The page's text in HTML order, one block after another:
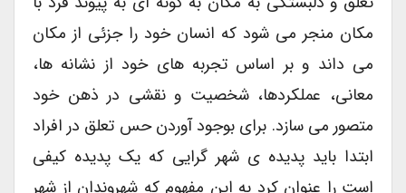
مکان منجر می شود که انسان خود را جزئی از مکان
می داند و بر اساس تجربه های خود از نشانه ها،
معانی، عملکردها، شخصیت و نقشی در ذهن خود
متصور می سازد. برای بوجود آوردن حس تعلق در افراد
ابتدا باید پدیده ی شهر گرایی که یک پدیده کیفی
است را عنوان کرد به این مفهوم که شهروندان از شهر